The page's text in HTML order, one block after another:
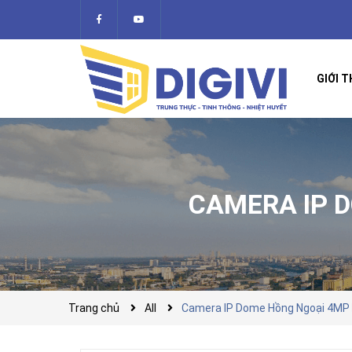
GIỚI
CAMERA IP
Trang chủ All Camera IP Dome Hồng Ngoại 4MP